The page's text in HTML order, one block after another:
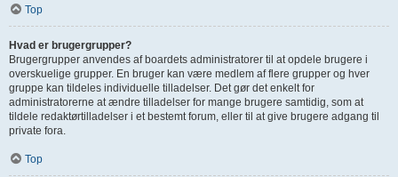
Top
Hvad er brugergrupper?
Brugergrupper anvendes af boardets administratorer til at opdele brugere i
overskuelige grupper. En bruger kan være medlem af flere grupper og hver
gruppe kan tildeles individuelle tilladelser. Det gør det enkelt for
administratorerne at ændre tilladelser for mange brugere samtidig, som at
tildele redaktørtilladelser i et bestemt forum, eller til at give brugere adgang til
private fora.
Top